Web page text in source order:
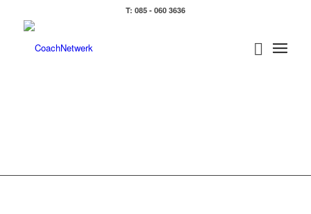
T: 085 - 060 3636